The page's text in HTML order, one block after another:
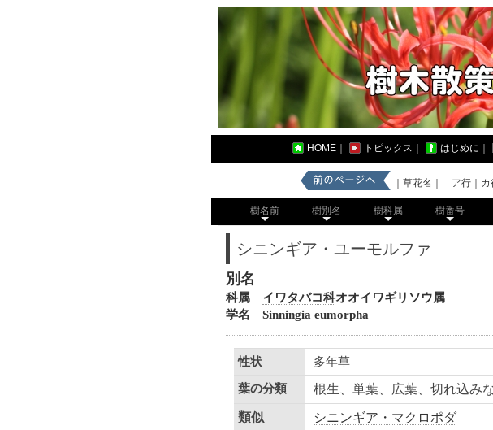
HOME トピックス はじめに
｜草花名｜ ア行 カ
樹名前 樹別名 樹科属 樹番号
シニンギア・ユーモルファ
別名
科属 イワタバコ科オオイワギリソウ属
学名 Sinningia eumorpha
性状 多年草
葉の分類 根生、単葉、広葉、切れ込み
類似 シニンギア・マクロポダ